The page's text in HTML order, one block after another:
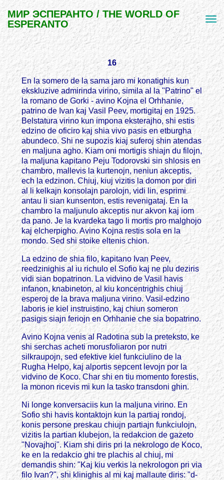
МИР ЭСПЕРАНТО / THE WORLD OF
ESPERANTO
16
En la somero de la sama jaro mi konatighis kun
ekskluzive admirinda virino, simila al la "Patrino" el
la romano de Gorki - avino Kojna el Orhhanie,
patrino de Ivan kaj Vasil Peev, mortigitaj en 1925.
Belstatura virino kun impona eksterajho, shi estis
edzino de oficiro kaj shia vivo pasis en etburgha
abundeco. Shi ne supozis kiaj suferoj shin atendas
en maljuna agho. Kiam oni mortigis shiajn du filojn,
la maljuna kapitano Peju Todorovski sin shlosis en
chambro, mallevis la kurtenojn, neniun akceptis,
ech la edzinon. Chiuj, kiuj vizitis la domon por diri
al li kelkajn konsolajn parolojn, vidi lin, esprimi
antau li sian kunsenton, estis revenigataj. En la
chambro la maljunulo akceptis nur akvon kaj iom
da pano. Je la kvardeka tago li mortis pro malghojo
kaj elcherpigho. Avino Kojna restis sola en la
mondo. Sed shi stoike eltenis chion.
La edzino de shia filo, kapitano Ivan Peev,
reedzinighis al iu richulo el Sofio kaj ne plu deziris
vidi sian bopatrinon. La vidvino de Vasil havis
infanon, knabineton, al kiu koncentrighis chiuj
esperoj de la brava maljuna virino. Vasil-edzino
laboris ie kiel instruistino, kaj chiun someron
pasigis siajn feriojn en Orhhanie che sia bopatrino.
Avino Kojna venis al Radotina sub la preteksto, ke
shi serchas acheti morusfoliaron por nutri
silkraupojn, sed efektive kiel funkciulino de la
Rugha Helpo, kaj alportis sepcent levojn por la
vidvino de Koco. Char shi en tiu momento forestis,
la monon ricevis mi kun la tasko transdoni ghin.
Ni longe konversaciis kun la maljuna virino. En
Sofio shi havis kontaktojn kun la partiaj rondoj,
konis persone preskau chiujn partiajn funkciulojn,
vizitis la partian klubejon, la redakcion de gazeto
"Novajhoj". Kiam shi diris pri la nekrologo de Koco,
ke en la redakcio ghi tre plachis al chiuj, mi
demandis shin: "Kaj kiu verkis la nekrologon pri via
filo Ivan?", shi klinighis al mi kaj mallaute diris: "d-